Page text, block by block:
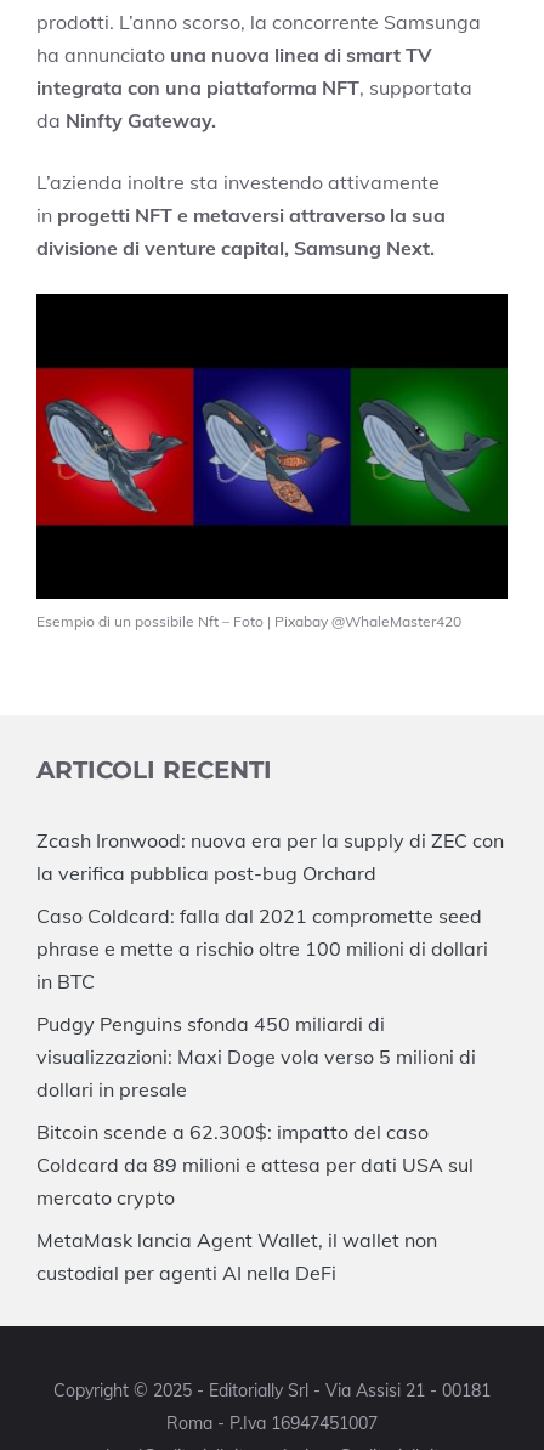
prodotti. L’anno scorso, la concorrente Samsunga
ha annunciato una nuova linea di smart TV
integrata con una piattaforma NFT, supportata
da Ninfty Gateway.
L’azienda inoltre sta investendo attivamente
in progetti NFT e metaversi attraverso la sua
divisione di venture capital, Samsung Next.
Esempio di un possibile Nft – Foto | Pixabay @WhaleMaster420
ARTICOLI RECENTI
Zcash Ironwood: nuova era per la supply di ZEC con
la verifica pubblica post-bug Orchard
Caso Coldcard: falla dal 2021 compromette seed
phrase e mette a rischio oltre 100 milioni di dollari
in BTC
Pudgy Penguins sfonda 450 miliardi di
visualizzazioni: Maxi Doge vola verso 5 milioni di
dollari in presale
Bitcoin scende a 62.300$: impatto del caso
Coldcard da 89 milioni e attesa per dati USA sul
mercato crypto
MetaMask lancia Agent Wallet, il wallet non
custodial per agenti AI nella DeFi
Copyright © 2025 - Editorially Srl - Via Assisi 21 - 00181
Roma - P.Iva 16947451007